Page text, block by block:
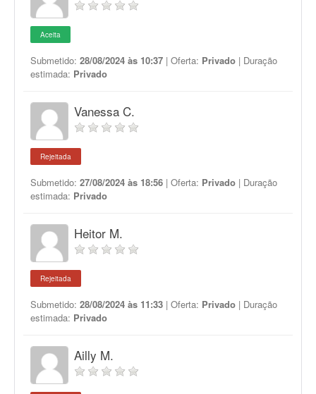
Aceita
Submetido: 28/08/2024 às 10:37 | Oferta: Privado | Duração
estimada: Privado
Vanessa C.
Rejeitada
Submetido: 27/08/2024 às 18:56 | Oferta: Privado | Duração
estimada: Privado
Heitor M.
Rejeitada
Submetido: 28/08/2024 às 11:33 | Oferta: Privado | Duração
estimada: Privado
Ailly M.